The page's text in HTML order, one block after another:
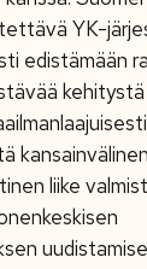
YK-
edistämään
kehitystä
kansainvälinen
liike